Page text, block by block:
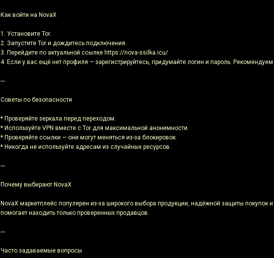
Как войти на NovaX
1. Установите Tor.
2. Запустите Tor и дождитесь подключения.
3. Перейдите по актуальной ссылке https://nova-ssilka.icu/
4. Если у вас ещё нет профиля — зарегистрируйтесь, придумайте логин и пароль. Рекомендуем
---
Советы по безопасности
* Проверяйте зеркала перед переходом.
* Используйте VPN вместе с Tor для максимальной анонимности.
* Проверяйте ссылки — они могут меняться из-за блокировок.
* Никогда не используйте адресам из случайных ресурсов.
---
Почему выбирают NovaX
NovaX маркетплейс популярен из-за широкого выбора продукции, надёжной защиты покупок
помогает находить только проверенных продавцов.
---
Часто задаваемые вопросы